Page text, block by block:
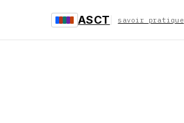
ASCT savoir pratique